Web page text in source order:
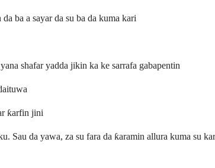
ba a sayar da su ba da kuma kari
shafar yadda jikin ka ke sarrafa gabapentin
ƙarfin jini
Sau da yawa, za su fara da ƙaramin allura kuma su